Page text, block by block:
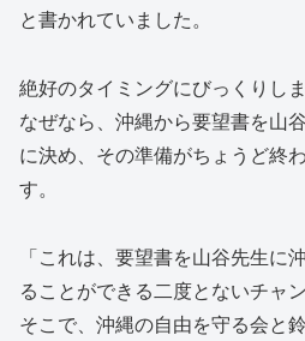
と書かれていました。
絶好のタイミングにびっくりしま
なぜなら、沖縄から要望書を山
に決め、その準備がちょうど終
す。
「これは、要望書を山谷先生に
ることができる二度とないチャ
そこで、沖縄の自由を守る会と